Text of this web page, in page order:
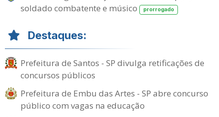
soldado combatente e músico
prorrogado
Destaques:
Prefeitura de Santos - SP divulga retificações de
concursos públicos
Prefeitura de Embu das Artes - SP abre concurso
público com vagas na educação